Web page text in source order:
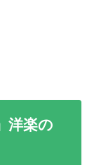
洋楽の